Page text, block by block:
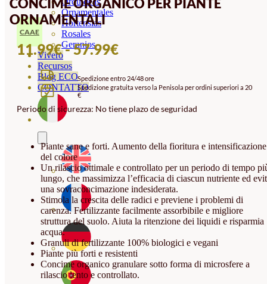
Ornamentales
Hortensias
Rosales
Geranios
Vivero
Recursos
Blog ECO
CONTATTO
ORNAMENTALI
CAAE
11.99€-57.99€FASCIA
PREZZO:
11.99€
57.99€
Spedizione entro 24/48 ore
Spedizione gratuita verso la Penisola per ordini superiori a 20
€
Periodo di sicurezza: No tiene plazo de seguridad
Piante sane e forti. Aumento della fioritura e intensificazione
del colore
Un rilascio ottimale e controllato per un periodo di tempo
lungo, che massimizza l’efficacia di ciascun nutriente ed
una sovraconcimazione indesiderata.
Stimola la crescita delle radici e previene i problemi di
carenza. Fertilizzante facilmente assorbibile e migliore
struttura del suolo. Aiuta la ritenzione dei liquidi e risparmia
acqua.
Granuli di fertilizzante 100% biologici e vegani
Piante più forti e resistenti
Concime organico granulare sotto forma di microsfere a
rilascio lento e controllato.